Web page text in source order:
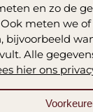
en zo de
meten we
bijvoorbeeld
Alle
hier ons